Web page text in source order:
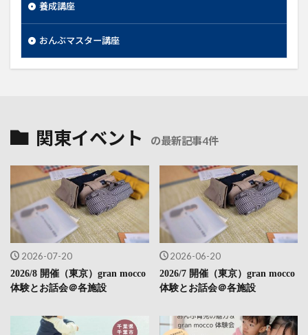
養成講座
おんぶマスター講座
関東イベント の最新記事4件
2026-07-20
2026/8 開催（東京）gran mocco
体験とお話会＠各施設
2026-06-20
2026/7 開催（東京）gran mocco
体験とお話会＠各施設